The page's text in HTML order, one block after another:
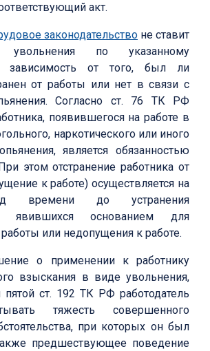
акт.
законодательство не ставит
увольнения по указанному
зависимость от того, был ли
от работы или нет в связи с
Согласно ст. 76 ТК РФ
появившегося на работе в
наркотического или иного
является обязанностью
этом отстранение работника от
к работе) осуществляется на
времени до устранения
явившихся основанием для
работы или недопущения к работе.
о применении к работнику
взыскания в виде увольнения,
пятой ст. 192 ТК РФ работодатель
тяжесть совершенного
при которых он был
предшествующее поведение